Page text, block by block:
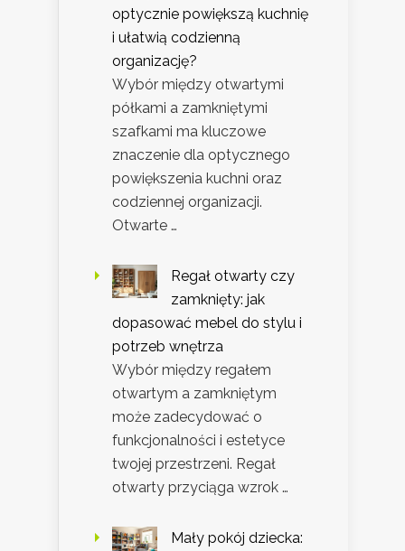
optycznie powiększą kuchnię
i ułatwią codzienną
organizację?
Wybór między otwartymi
półkami a zamkniętymi
szafkami ma kluczowe
znaczenie dla optycznego
powiększenia kuchni oraz
codziennej organizacji.
Otwarte …
Regał otwarty czy
zamknięty: jak
dopasować mebel do stylu i
potrzeb wnętrza
Wybór między regałem
otwartym a zamkniętym
może zadecydować o
funkcjonalności i estetyce
twojej przestrzeni. Regał
otwarty przyciąga wzrok …
Mały pokój dziecka: